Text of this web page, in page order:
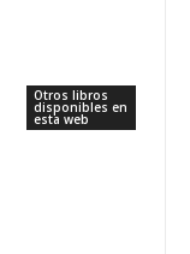
Otros libros
disponibles en
esta web